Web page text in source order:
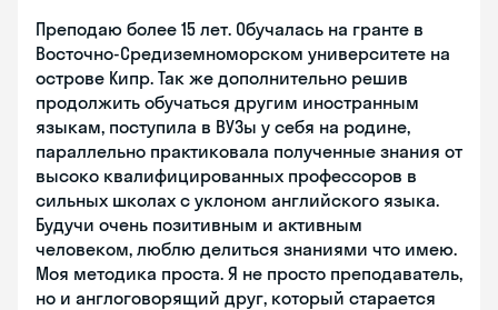
Преподаю более 15 лет. Обучалась на гранте в
Восточно-Средиземноморском университете на
острове Кипр. Так же дополнительно решив
продолжить обучаться другим иностранным
языкам, поступила в ВУЗы у себя на родине,
параллельно практиковала полученные знания от
высоко квалифицированных профессоров в
сильных школах с уклоном английского языка.
Будучи очень позитивным и активным
человеком, люблю делиться знаниями что имею.
Моя методика проста. Я не просто преподаватель,
но и англоговорящий друг, который старается